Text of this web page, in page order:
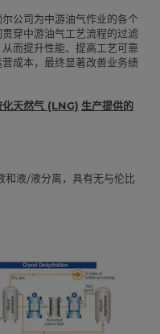
公司为中游油气作业的各个
穿中游油气工艺流程的过滤
而提升性能、提高工艺可靠
成本，最终显著改善业务绩
化天然气 (LNG) 生产提供的
和液/液分离，具有无与伦比